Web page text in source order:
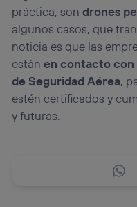
práctica, sondrones
algunos casos, que
noticia es que las
estánen contacto con
de Seguridad Aérea,
estén certificados y
y futuras.